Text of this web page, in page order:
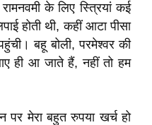
के लिए स्त्रियां कई
होती थी, कहीं आटा पीसा
बहू बोली, परमेश्वर की
ही आ जाते हैं, नहीं तो हम
मेरा बहुत रुपया खर्च हो